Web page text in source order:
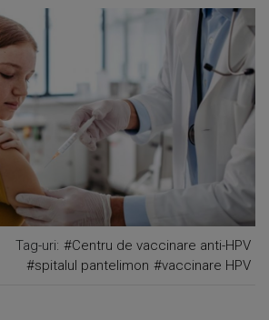
Tag-uri: #Centru de vaccinare anti-HPV
#spitalul pantelimon #vaccinare HPV